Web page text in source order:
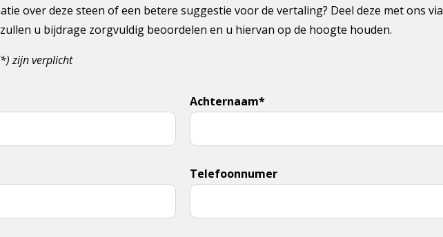
over deze steen of een betere suggestie voor de vertaling? Deel deze met ons via
u bijdrage zorgvuldig beoordelen en u hiervan op de hoogte houden.
zijn verplicht
Achternaam*
Telefoonnumer